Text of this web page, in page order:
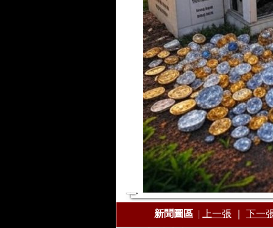
新聞圖區 | 上一張
下一